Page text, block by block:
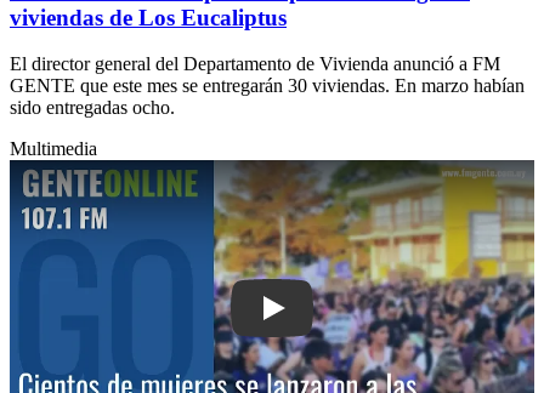
viviendas de Los Eucaliptus
El director general del Departamento de Vivienda anunció a FM
GENTE que este mes se entregarán 30 viviendas. En marzo habían
sido entregadas ocho.
Multimedia
Play: Cientos de mujeres se lanzaron